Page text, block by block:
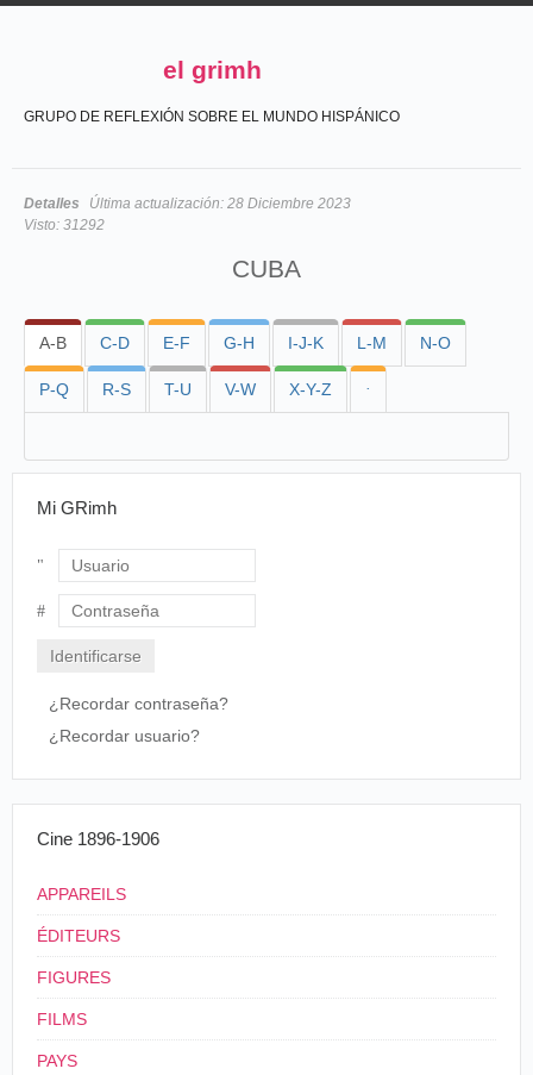
el grimh
GRUPO DE REFLEXIÓN SOBRE EL MUNDO HISPÁNICO
Detalles Última actualización: 28 Diciembre 2023
Visto: 31292
CUBA
A-B C-D E-F G-H I-J-K L-M N-O
P-Q R-S T-U V-W X-Y-Z ·
Mi GRimh
Usuario
¿Recordar contraseña?
¿Recordar usuario?
Cine 1896-1906
APPAREILS
ÉDITEURS
FIGURES
FILMS
PAYS